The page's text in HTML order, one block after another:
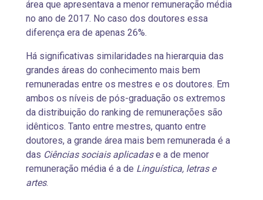
área que apresentava a menor remuneração média
no ano de 2017. No caso dos doutores essa
diferença era de apenas 26%.
Há significativas similaridades na hierarquia das
grandes áreas do conhecimento mais bem
remuneradas entre os mestres e os doutores. Em
ambos os níveis de pós-graduação os extremos
da distribuição do ranking de remunerações são
idênticos. Tanto entre mestres, quanto entre
doutores, a grande área mais bem remunerada é a
das Ciências sociais aplicadase a de menor
remuneração média é a de Linguística, letras e
artes.